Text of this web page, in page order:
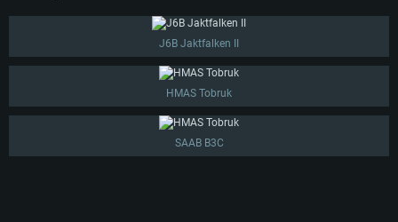
J6B Jaktfalken II
HMAS Tobruk
SAAB B3C